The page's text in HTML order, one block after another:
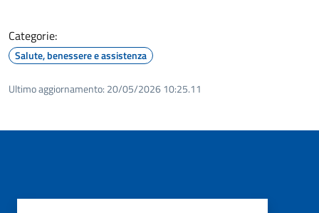
Categorie:
Salute, benessere e assistenza
Ultimo aggiornamento: 20/05/2026 10:25.11